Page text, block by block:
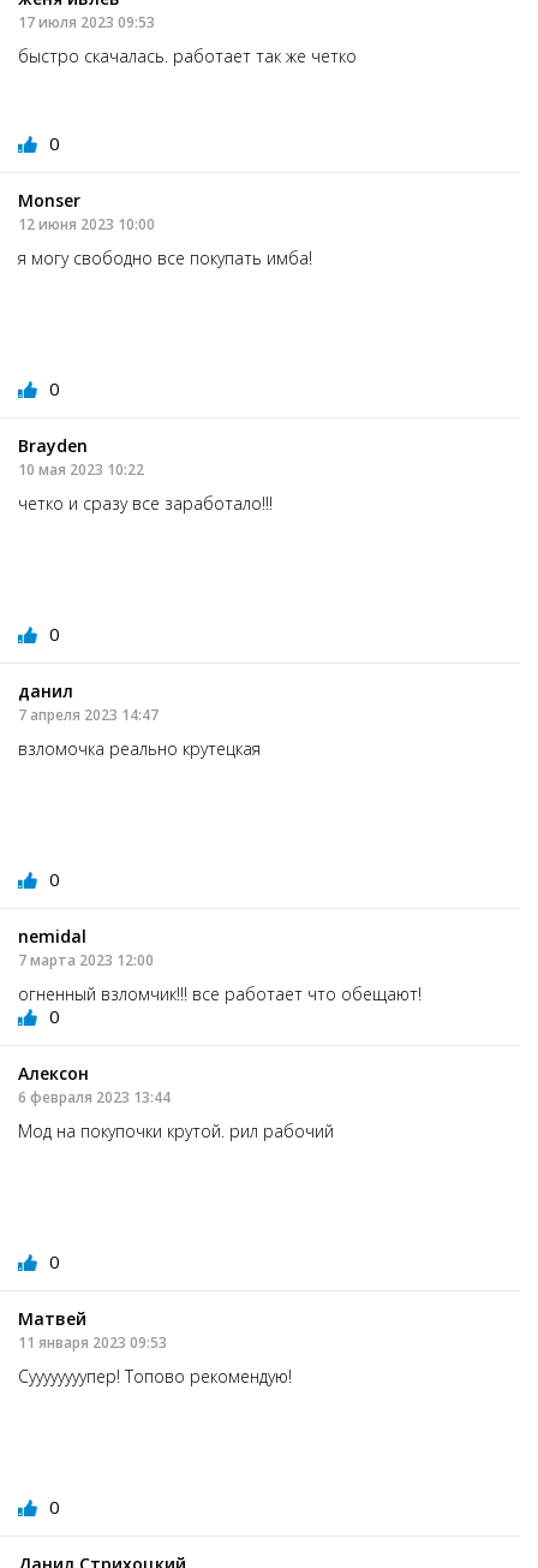
17 июля 2023 09:53
быстро скачалась. работает так же четко
0
Monser
12 июня 2023 10:00
я могу свободно все покупать имба!
0
Brayden
10 мая 2023 10:22
четко и сразу все заработало!!!
0
данил
7 апреля 2023 14:47
взломочка реально крутецкая
0
nemidal
7 марта 2023 12:00
огненный взломчик!!! все работает что обещают!
0
Алексон
6 февраля 2023 13:44
Мод на покупочки крутой. рил рабочий
0
Матвей
11 января 2023 09:53
Суууууууупер! Топово рекомендую!
0